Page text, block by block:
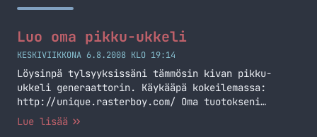
Luo oma pikku-ukkeli
KESKIVIIKKONA 6.8.2008 KLO 19:14
Löysinpä tylsyyksissäni tämmösin kivan pikku-
ukkeli generaattorin. Käykääpä kokeilemassa:
http://unique.rasterboy.com/ Oma tuotokseni
näyttää tältä:
Lue lisää